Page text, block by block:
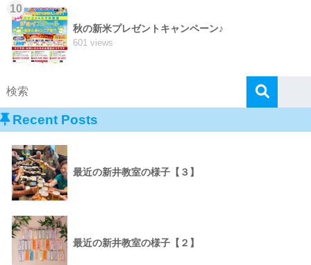
10
秋の新米プレゼントキャンペーン♪
601 views
Recent Posts
最近の新井教室の様子【３】
最近の新井教室の様子【２】